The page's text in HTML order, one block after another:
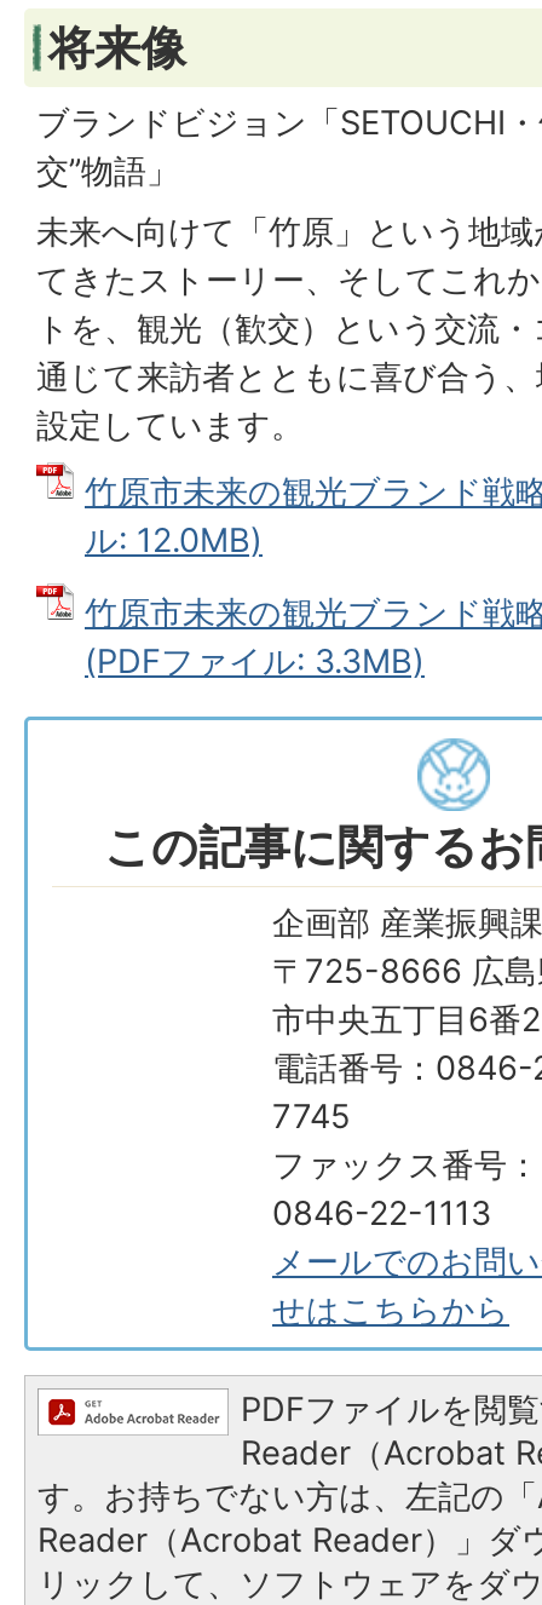
将来像
ブランドビジョン「SETOUCHI
交”物語」
未来へ向けて「竹原」という地
てきたストーリー、そしてこれ
トを、観光（歓交）という交流
通じて来訪者とともに喜び合う
設定しています。
竹原市未来の観光ブランド戦
ル: 12.0MB)
竹原市未来の観光ブランド戦
(PDFファイル: 3.3MB)
この記事に関する
企画部 産業振興課
〒725-8666 広島
市中央五丁目6番
電話番号：
7745
ファックス番号：
0846-22-1113
メールでのお問
せはこちらから
PDFファイルを閲
Reader（Acrobat
す。お持ちでない方は、左記の
Reader（Acrobat Reader）」ダ
リックして、ソフトウェアをダ